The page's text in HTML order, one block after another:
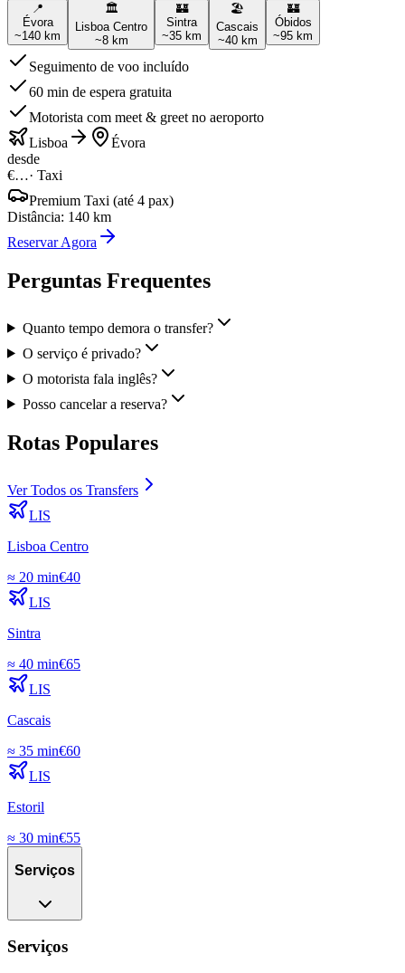
📍
Évora
~140 km
🏛️
Lisboa Centro
~8km
🏰
Sintra
~35 km
🏖️
Cascais
~40km
🏰
Óbidos
~95 km
Seguimento de voo incluído
60 min de espera gratuita
Motorista com meet & greet no aeroporto
Lisboa
Évora
desde
€…· Taxi
Premium Taxi (até 4 pax)
Distância: 140 km
Reservar Agora
Perguntas Frequentes
Quanto tempo demora o transfer?
O serviço é privado?
O motorista fala inglês?
Posso cancelar a reserva?
Rotas Populares
Ver Todos os Transfers
LIS
Lisboa Centro
≈ 20 min€40
LIS
Sintra
≈ 40 min€65
LIS
Cascais
≈ 35 min€60
LIS
Estoril
≈ 30 min€55
Serviços
Serviços